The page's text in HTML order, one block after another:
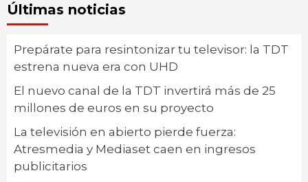
Últimas noticias
Prepárate para resintonizar tu televisor: la TDT
estrena nueva era con UHD
El nuevo canal de la TDT invertirá más de 25
millones de euros en su proyecto
La televisión en abierto pierde fuerza:
Atresmedia y Mediaset caen en ingresos
publicitarios